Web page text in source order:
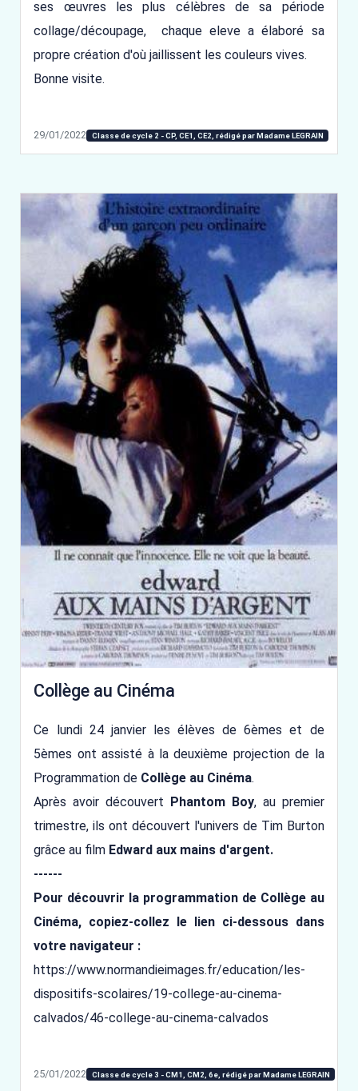
ses œuvres les plus célèbres de sa période
collage/découpage, chaque eleve a élaboré sa
propre création d'où jaillissent les couleurs vives.
Bonne visite.
29/01/2022 Classe de cycle 2 - CP, CE1, CE2, rédigé par Madame LEGRAIN
Collège au Cinéma
Ce lundi 24 janvier les élèves de 6èmes et de
5èmes ont assisté à la deuxième projection de la
Programmation de Collège au Cinéma.
Après avoir découvert Phantom Boy, au premier
trimestre, ils ont découvert l'univers de Tim Burton
grâce au film Edward aux mains d'argent.
------
Pour découvrir la programmation de Collège au
Cinéma, copiez-collez le lien ci-dessous dans
votre navigateur :
https://www.normandieimages.fr/education/les-
dispositifs-scolaires/19-college-au-cinema-
calvados/46-college-au-cinema-calvados
25/01/2022 Classe de cycle 3 - CM1, CM2, 6e, rédigé par Madame LEGRAIN